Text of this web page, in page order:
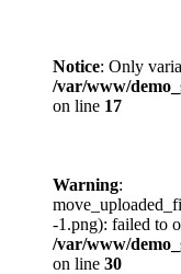
Notice: Only
/var/www/
on line 17
Warning:
-1.png): failed to
/var/www/
on line 30